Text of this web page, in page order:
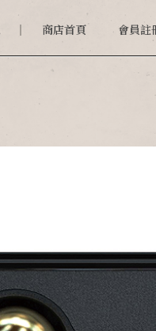
商店首頁 會員註